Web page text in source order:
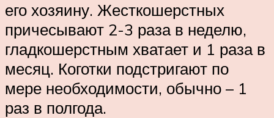
его хозяину. Жесткошерстных
причесывают 2-3 раза в неделю,
гладкошерстным хватает и 1 раза в
месяц. Коготки подстригают по
мере необходимости, обычно – 1
раз в полгода.